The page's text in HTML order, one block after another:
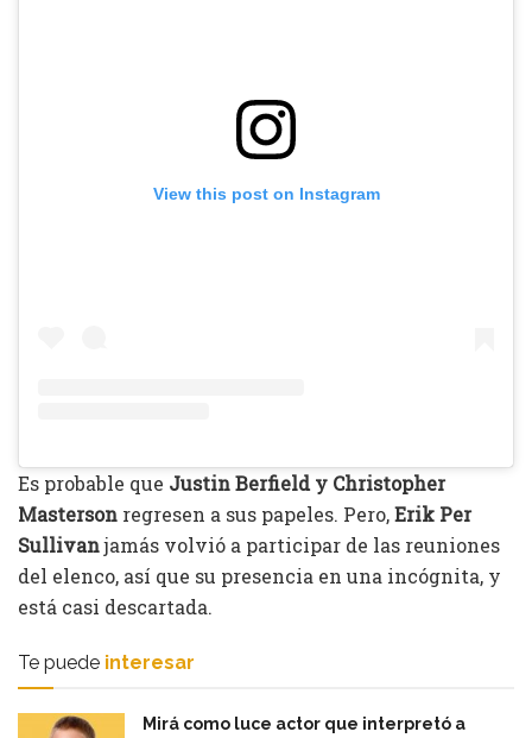
View this post on Instagram
Es probable que Justin Berfield y Christopher
Masterson regresen a sus papeles. Pero,Erik Per
Sullivanjamás volvió a participar de las reuniones
del elenco, así que su presencia en una incógnita, y
está casi descartada.
Te puede interesar
Mirá como luce actor que interpretó a